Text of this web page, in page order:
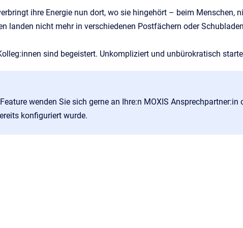
ihre Energie nun dort, wo sie hingehört – beim Menschen,
landen nicht mehr in verschiedenen Postfächern oder
sind begeistert. Unkompliziert und unbürokratisch
wenden Sie sich gerne an Ihre:n MOXIS
konfiguriert wurde.